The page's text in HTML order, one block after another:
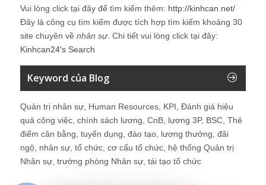
Vui lòng click tại đây để tìm kiếm thêm: http://kinhcan.net/
Đây là công cụ tìm kiếm được tích hợp tìm kiếm khoảng 30
site chuyên về nhân sự. Chi tiết vui lòng click tại đây:
Kinhcan24′s Search
Keyword của Blog
Quản trị nhân sự, Human Resources, KPI, Đánh giá hiệu
quả công việc, chính sách lương, CnB, lương 3P, BSC, Thẻ
điểm cân bằng, tuyển dụng, đào tạo, lương thưởng, đãi
ngộ, nhân sự, tổ chức, cơ cấu tổ chức, hệ thống Quản trị
Nhân sự, trưởng phòng Nhân sự, tái tạo tổ chức